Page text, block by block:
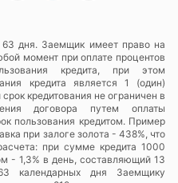
дня. Заемщик имеет право на
момент при оплате процентов
кредита, при этом
кредита является 1 (один)
кредитования не ограничен в
договора путем оплаты
пользования кредитом. Пример
при залоге золота - 438%, что
при сумме кредита 1000
- 1,3% в день, составляющий 13
календарных дня Заемщику